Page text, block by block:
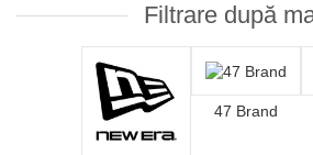
Filtrare după
47 Brand